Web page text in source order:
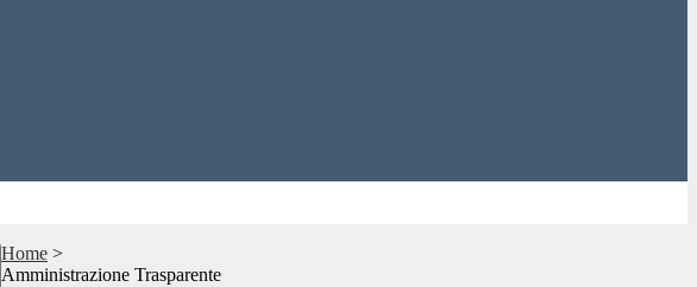
Home >
Amministrazione Trasparente